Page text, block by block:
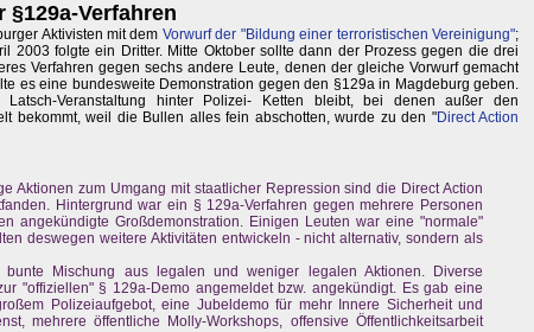
Verfahren
Aktivisten mit dem Vorwurf der "Bildung einer terroristischen Vereinigung";
2003 folgte ein Dritter. Mitte Oktober sollte dann der Prozess gegen die drei
Verfahren gegen sechs andere Leute, denen der gleiche Vorwurf gemacht
es eine bundesweite Demonstration gegen den §129a in Magdeburg geben.
Veranstaltung hinter Polizei- Ketten bleibt, bei denen außer den
bekommt, weil die Bullen alles fein abschotten, wurde zu den "Direct Action
Aktionen zum Umgang mit staatlicher Repression sind die Direct Action
Hintergrund war ein § 129a-Verfahren gegen mehrere Personen
angekündigte Großdemonstration. Einigen Leuten war eine "normale"
deswegen weitere Aktivitäten entwickeln - nicht alternativ, sondern als
Mischung aus legalen und weniger legalen Aktionen. Diverse
"offiziellen" § 129a-Demo angemeldet bzw. angekündigt. Es gab eine
Polizeiaufgebot, eine Jubeldemo für mehr Innere Sicherheit und
mehrere öffentliche Molly-Workshops, offensive Öffentlichkeitsarbeit